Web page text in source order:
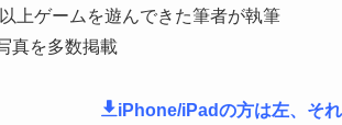
上ゲームを遊んできた筆者が執筆
真を多数掲載
iPhone/iPadの方は左、そ